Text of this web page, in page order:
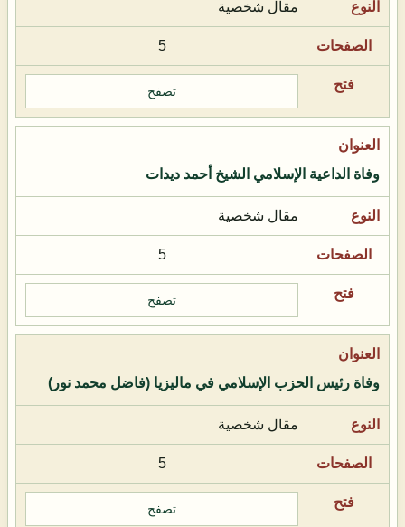
مقال شخصية
5
تصفح
وفاة الداعية الإسلامي الشيخ أحمد ديدات
مقال شخصية
5
تصفح
وفاة رئيس الحزب الإسلامي في ماليزيا (فاضل محمد نور)
مقال شخصية
5
تصفح